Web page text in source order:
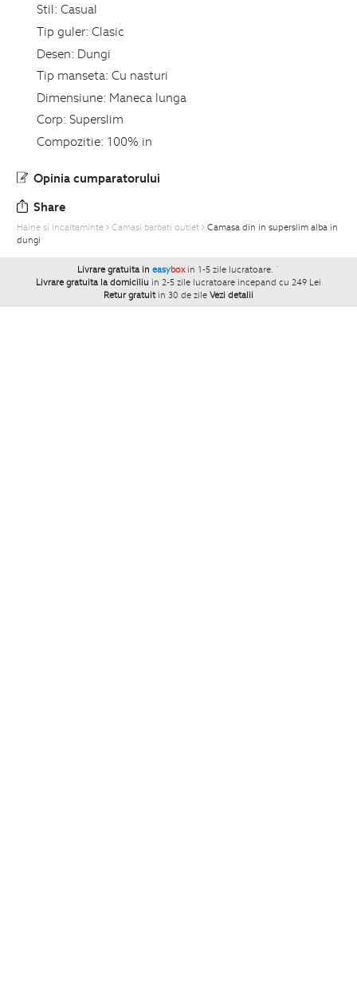
Stil: Casual
Tip guler: Clasic
Desen: Dungi
Tip manseta: Cu nasturi
Dimensiune: Maneca lunga
Corp: Superslim
Compozitie: 100% in
Opinia cumparatorului
Share
Haine si Incaltaminte Camasi barbati outlet
Camasa din in superslim alba in
dungi
Livrare gratuita in easybox in 1-5 zile lucratoare. `
Livrare gratuita la domiciliu in 2-5 zile lucratoare incepand cu 249 Lei
Retur gratuit in 30 de zile Vezi detalii